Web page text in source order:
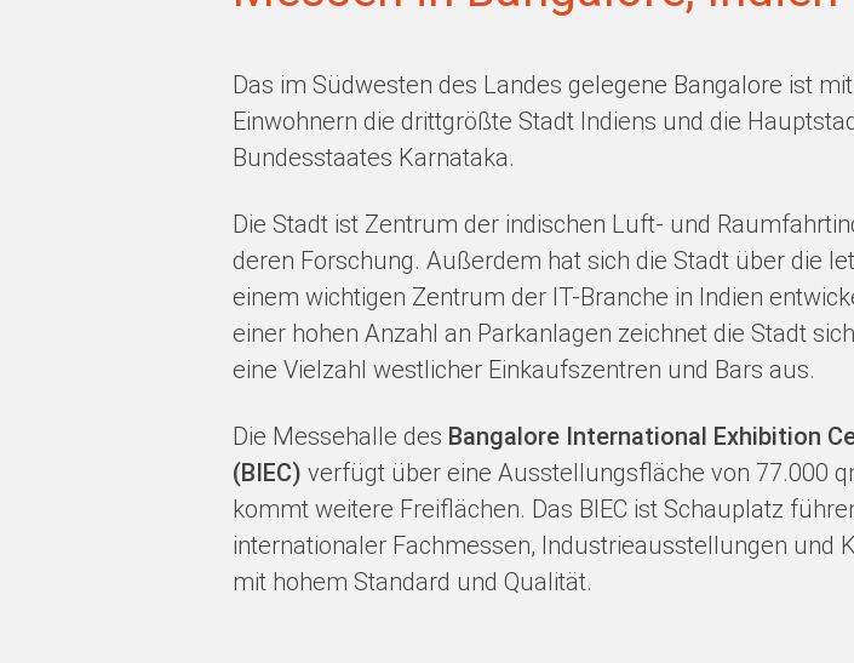
Das im Südwesten des Landes gelegene Bangalore ist
Einwohnern die drittgrößte Stadt Indiens und die
Bundesstaates Karnataka.
Die Stadt ist Zentrum der indischen Luft- und
deren Forschung. Außerdem hat sich die Stadt über die
einem wichtigen Zentrum der IT-Branche in Indien
einer hohen Anzahl an Parkanlagen zeichnet die Stadt
eine Vielzahl westlicher Einkaufszentren und Bars aus.
Die Messehalle des Bangalore International Exhibition
(BIEC) verfügt über eine Ausstellungsfläche von 77.000
kommt weitere Freiflächen. Das BIEC ist Schauplatz
internationaler Fachmessen, Industrieausstellungen und
mit hohem Standard und Qualität.